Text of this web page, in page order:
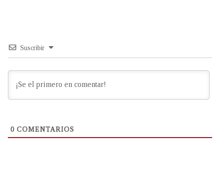
Suscribir
0 COMENTARIOS